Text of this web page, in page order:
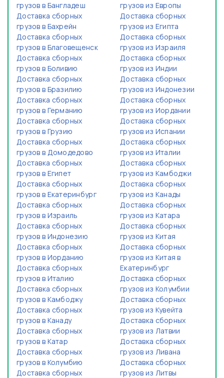
грузов в Бангладеш
Доставка сборных
грузов в Бахрейн
Доставка сборных
грузов в Благовещенск
Доставка сборных
грузов в Боливию
Доставка сборных
грузов в Бразилию
Доставка сборных
грузов в Германию
Доставка сборных
грузов в Грузию
Доставка сборных
грузов в Домодедово
Доставка сборных
грузов в Египет
Доставка сборных
грузов в Екатеринбург
Доставка сборных
грузов в Израиль
Доставка сборных
грузов в Индонезию
Доставка сборных
грузов в Иорданию
Доставка сборных
грузов в Италию
Доставка сборных
грузов в Камбоджу
Доставка сборных
грузов в Канаду
Доставка сборных
грузов в Катар
Доставка сборных
грузов в Колумбию
Доставка сборных
грузов из Европы
Доставка сборных
грузов из Египта
Доставка сборных
грузов из Израиля
Доставка сборных
грузов из Индии
Доставка сборных
грузов из Индонезии
Доставка сборных
грузов из Иордании
Доставка сборных
грузов из Испании
Доставка сборных
грузов из Италии
Доставка сборных
грузов из Камбоджи
Доставка сборных
грузов из Канады
Доставка сборных
грузов из Катара
Доставка сборных
грузов из Китая
Доставка сборных
грузов из Китая в
Екатеринбург
Доставка сборных
грузов из Колумбии
Доставка сборных
грузов из Кувейта
Доставка сборных
грузов из Латвии
Доставка сборных
грузов из Ливана
Доставка сборных
грузов из Литвы